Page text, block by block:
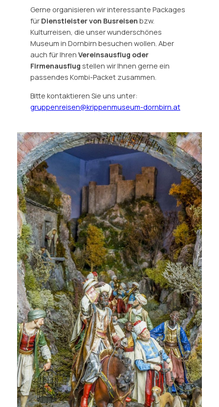
Gerne organisieren wir interessante Packages
für Dienstleister von Busreisen bzw.
Kulturreisen, die unser wunderschönes
Museum in Dornbirn besuchen wollen. Aber
auch für Ihren Vereinsausflug oder
Firmenausflug stellen wir Ihnen gerne ein
passendes Kombi-Packet zusammen.
Bitte kontaktieren Sie uns unter:
gruppenreisen@krippenmuseum-dornbirn.at